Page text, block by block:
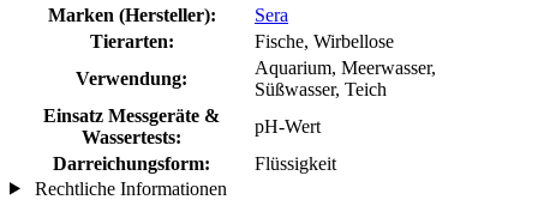
Marken (Hersteller):
Sera
Tierarten:
Fische, Wirbellose
Verwendung:
Aquarium, Meerwasser,
Süßwasser, Teich
Einsatz Messgeräte &
Wassertests:
pH-Wert
Darreichungsform:
Flüssigkeit
Rechtliche Informationen